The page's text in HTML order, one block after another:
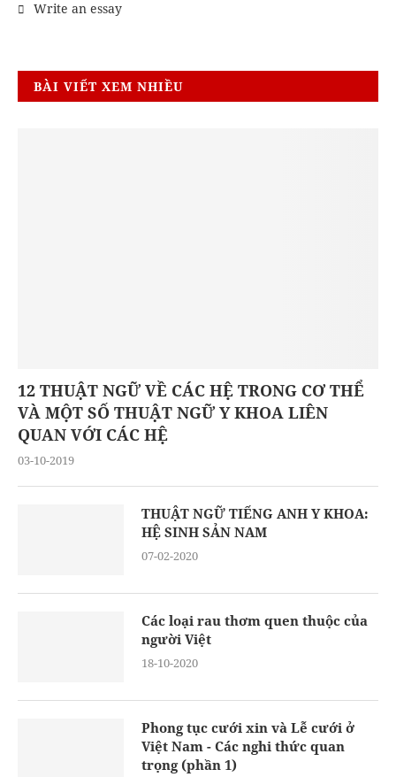
Write an essay
BÀI VIẾT XEM NHIỀU
12 THUẬT NGỮ VỀ CÁC HỆ TRONG CƠ THỂ
VÀ MỘT SỐ THUẬT NGỮ Y KHOA LIÊN
QUAN VỚI CÁC HỆ
03-10-2019
THUẬT NGỮ TIẾNG ANH Y KHOA:
HỆ SINH SẢN NAM
07-02-2020
Các loại rau thơm quen thuộc của
người Việt
18-10-2020
Phong tục cưới xin và Lễ cưới ở
Việt Nam - Các nghi thức quan
trọng (phần 1)